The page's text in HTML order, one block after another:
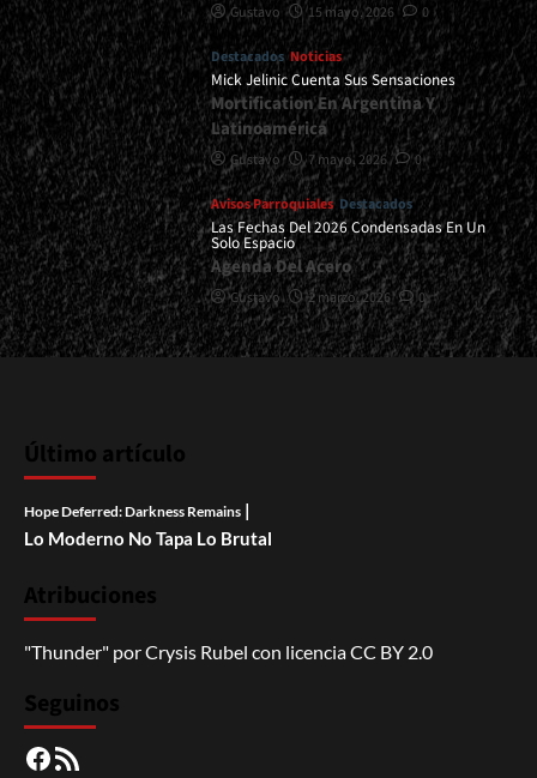
Gustavo 15 mayo, 2026 0
Destacados Noticias
Mick Jelinic Cuenta Sus Sensaciones
Mortification En Argentina Y
Latinoamérica
Gustavo 7 mayo, 2026 0
Avisos Parroquiales Destacados
Las Fechas Del 2026 Condensadas En Un
Solo Espacio
Agenda Del Acero
Gustavo 2 marzo, 2026 0
Último artículo
Hope Deferred: Darkness Remains |
Lo Moderno No Tapa Lo Brutal
Atribuciones
"Thunder" porCrysis Rubel con licenciaCC BY 2.0
Seguinos
Facebook
RSS